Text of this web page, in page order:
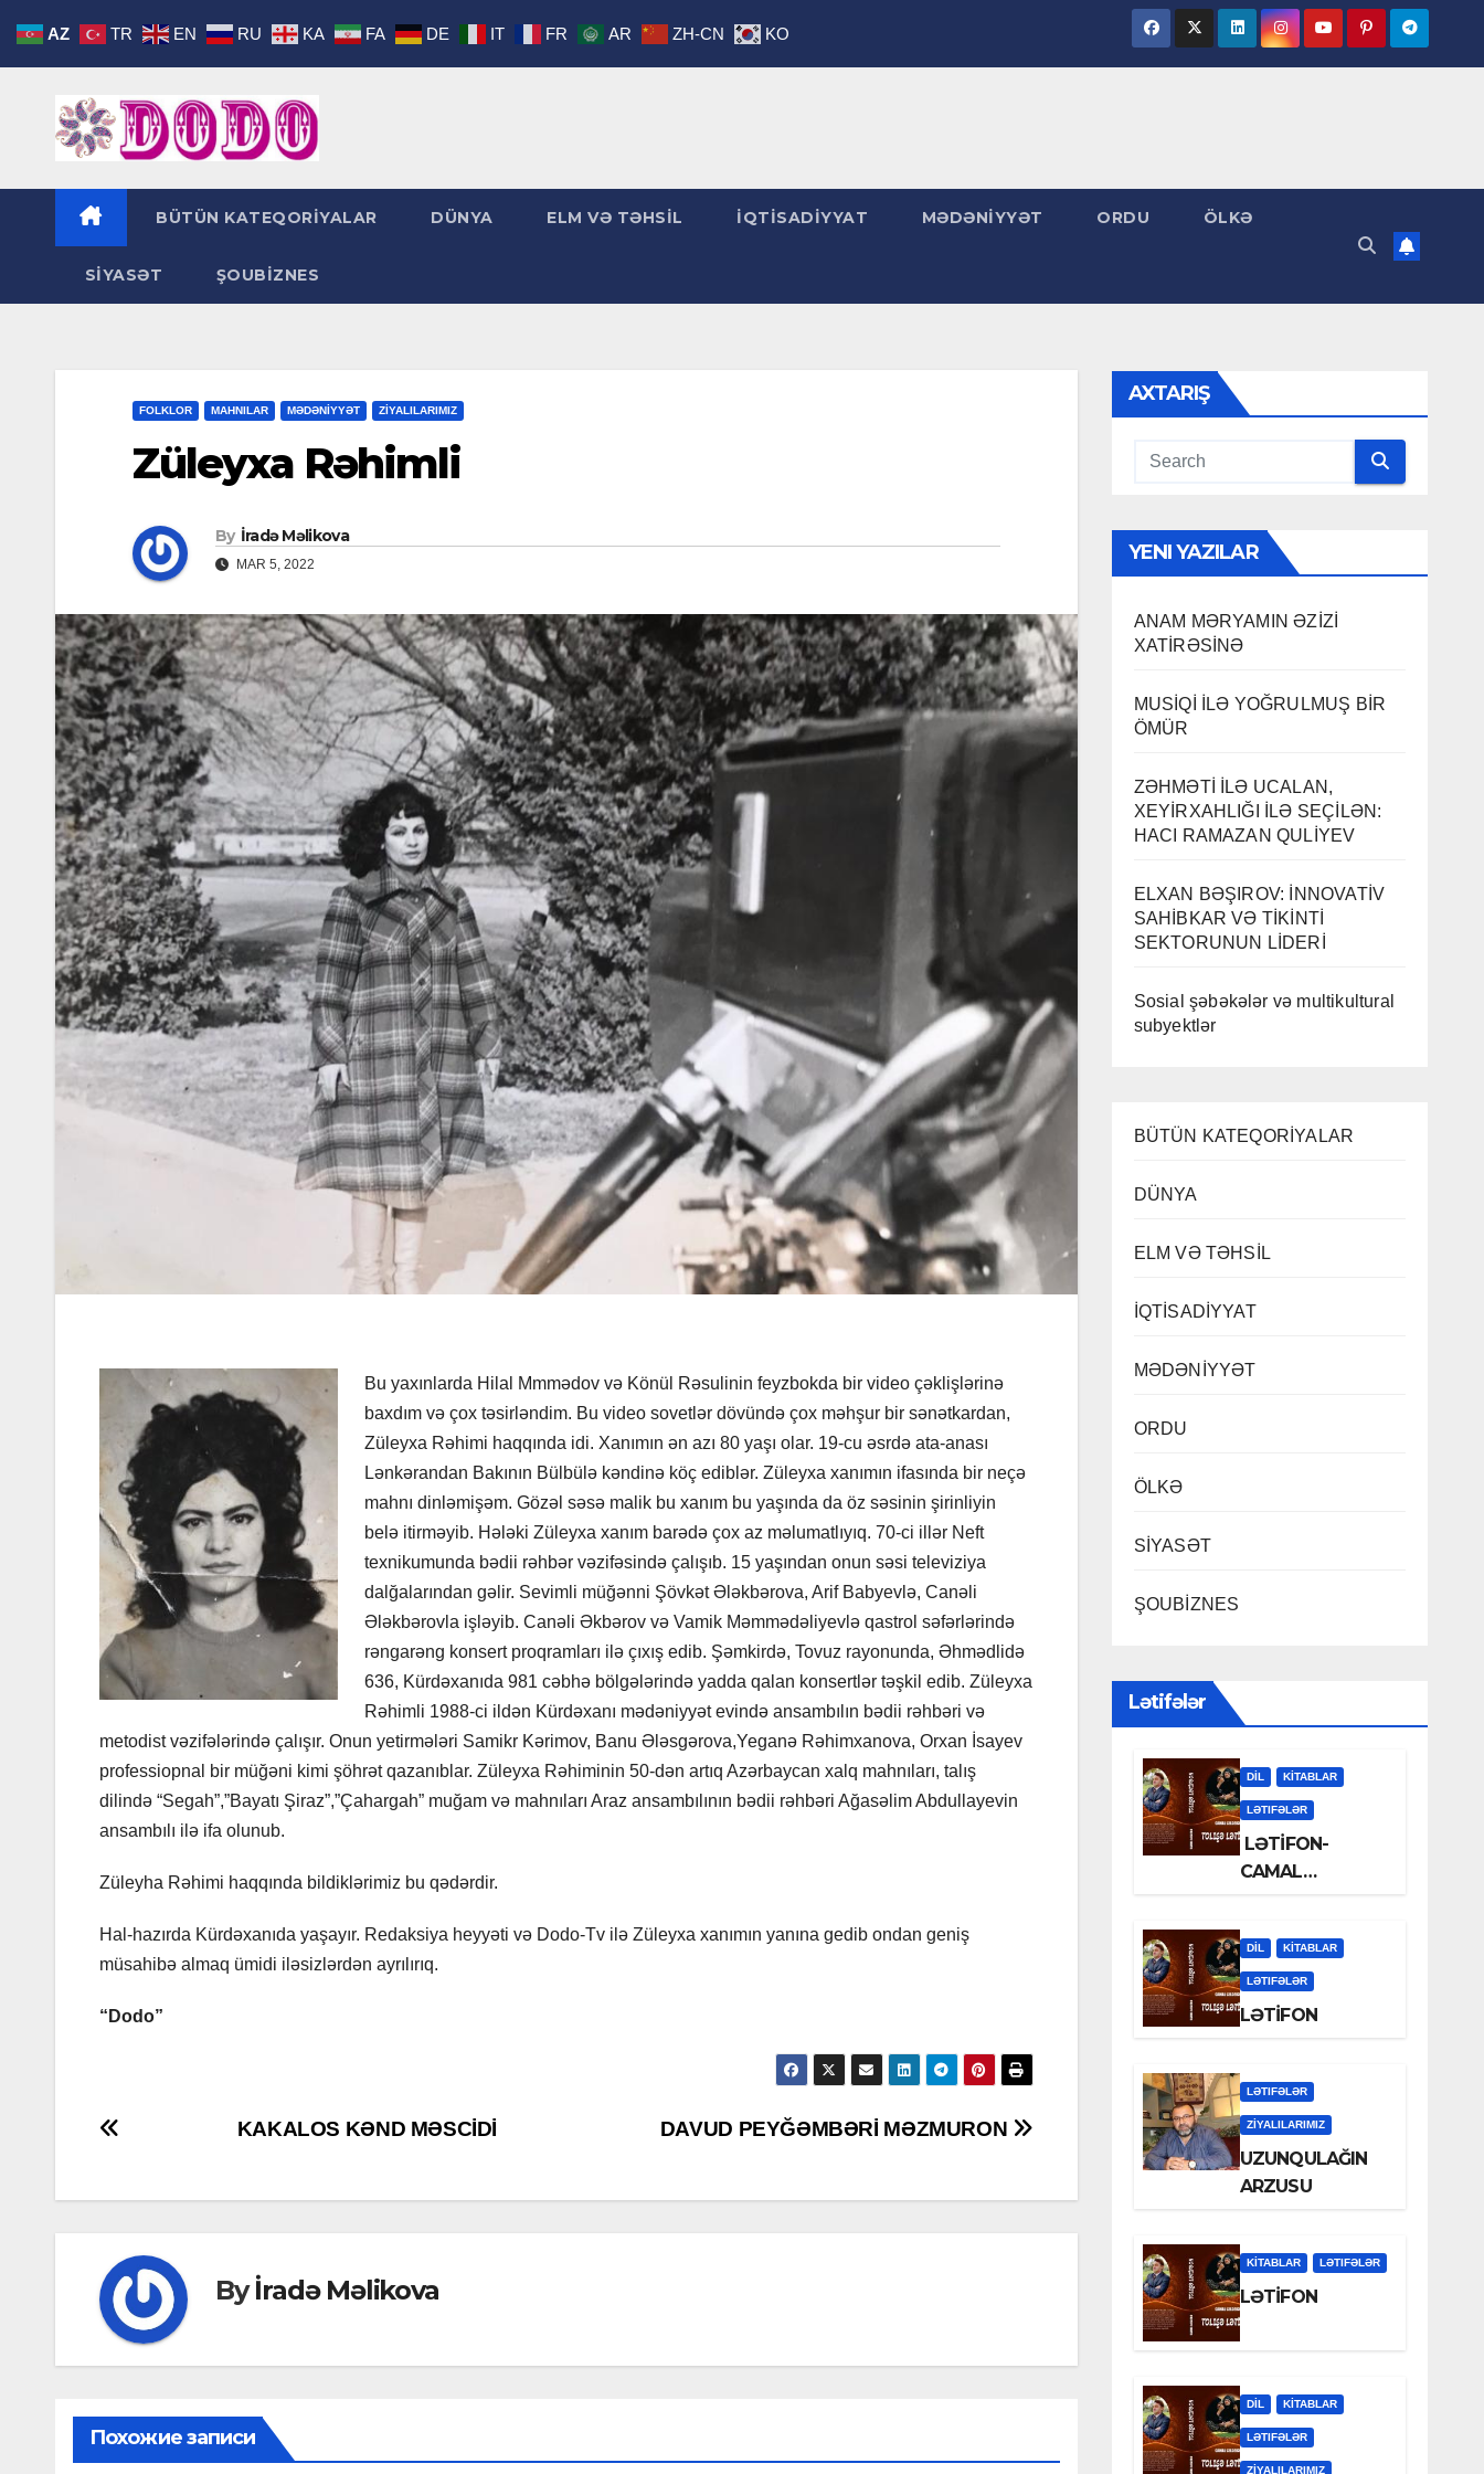
BÜTÜN KATEQORİYALAR DÜNYA ELM VƏ TƏHSİL İQTİSADİYYAT MƏDƏNİYYƏT ORDU ÖLKƏ
SİYASƏT ŞOUBİZNES
FOLKLOR MAHNILAR MƏDƏNİYYƏT ZİYALILARIMIZ
Züleyxa Rəhimli
By İradə Məlikova
MAR 5, 2022
Bu yaxınlarda Hilal Mmmədov və Könül Rəsulinin feyzbokda bir video çəklişlərinə
baxdım və çox təsirləndim. Bu video sovetlər dövündə çox məhşur bir sənətkardan,
Züleyxa Rəhimi haqqında idi. Xanımın ən azı 80 yaşı olar. 19-cu əsrdə ata-anası
Lənkərandan Bakının Bülbülə kəndinə köç ediblər. Züleyxa xanımın ifasında bir neçə
mahnı dinləmişəm. Gözəl səsə malik bu xanım bu yaşında da öz səsinin şirinliyin
belə itirməyib. Hələki Züleyxa xanım barədə çox az məlumatlıyıq. 70-ci illər Neft
texnikumunda bədii rəhbər vəzifəsində çalışıb. 15 yaşından onun səsi televiziya
dalğalarından gəlir. Sevimli müğənni Şövkət Ələkbərova, Arif Babyevlə, Canəli
Ələkbərovla işləyib. Canəli Əkbərov və Vamik Məmmədəliyevlə qastrol səfərlərində
rəngarəng konsert proqramları ilə çıxış edib. Şəmkirdə, Tovuz rayonunda, Əhmədlidə
636, Kürdəxanıda 981 cəbhə bölgələrində yadda qalan konsertlər təşkil edib. Züleyxa
Rəhimli 1988-ci ildən Kürdəxanı mədəniyyət evində ansambılın bədii rəhbəri və
metodist vəzifələrində çalışır. Onun yetirmələri Samikr Kərimov, Banu Ələsgərova,Yeganə Rəhimxanova, Orxan İsayev
professiopnal bir müğəni kimi şöhrət qazanıblar. Züleyxa Rəhiminin 50-dən artıq Azərbaycan xalq mahnıları, talış
dilində “Segah”,”Bayatı Şiraz”,”Çahargah” muğam və mahnıları Araz ansambılının bədii rəhbəri Ağasəlim Abdullayevin
ansambılı ilə ifa olunub.
Züleyha Rəhimi haqqında bildiklərimiz bu qədərdir.
Hal-hazırda Kürdəxanıda yaşayır. Redaksiya heyyəti və Dodo-Tv ilə Züleyxa xanımın yanına gedib ondan geniş
müsahibə almaq ümidi iləsizlərdən ayrılırıq.
“Dodo”
Post
DAVUD PEYĞƏMBƏRİ MƏZMURON
KAKALOS KƏND MƏSCİDİ
Byİradə Məlikova
Похожие записи
MAHNILAR MƏDƏNİYYƏT MƏDƏNİYYƏT
AXTARIŞ
YENI YAZILAR
ANAM MƏRYAMIN ƏZİZİ
XATİRƏSİNƏ
MUSİQİ İLƏ YOĞRULMUŞ BİR
ÖMÜR
ZƏHMƏTİ İLƏ UCALAN,
XEYİRXAHLIĞI İLƏ SEÇİLƏN:
HACI RAMAZAN QULİYEV
ELXAN BƏŞIROV: İNNOVATİV
SAHİBKAR VƏ TİKİNTİ
SEKTORUNUN LİDERİ
Sosial şəbəkələr və multikultural
subyektlər
BÜTÜN KATEQORİYALAR
DÜNYA
ELM VƏ TƏHSİL
İQTİSADİYYAT
MƏDƏNİYYƏT
ORDU
ÖLKƏ
SİYASƏT
ŞOUBİZNES
Lətifələr
DİL KİTABLAR
LƏTIFƏLƏR
LƏTİFON-
CAMAL
DİL KİTABLAR
LƏTIFƏLƏR
LƏTİFON
LƏTIFƏLƏR
ZİYALILARIMIZ
UZUNQULAĞIN
ARZUSU
KİTABLAR LƏTIFƏLƏR
LƏTİFON
DİL KİTABLAR
LƏTIFƏLƏR
ZİYALILARIMIZ
AZ TR EN RU KA FA DE IT FR AR ZH-CN KO